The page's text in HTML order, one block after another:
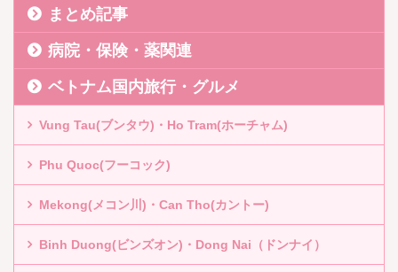
まとめ記事
病院・保険・薬関連
ベトナム国内旅行・グルメ
Vung Tau(ブンタウ)・Ho Tram(ホーチャム)
Phu Quoc(フーコック)
Mekong(メコン川)・Can Tho(カントー)
Binh Duong(ビンズオン)・Dong Nai（ドンナイ）